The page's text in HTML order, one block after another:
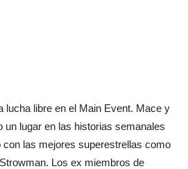
lucha libre en el Main Event. Mace y
un lugar en las historias semanales
con las mejores superestrellas como
Los ex miembros de